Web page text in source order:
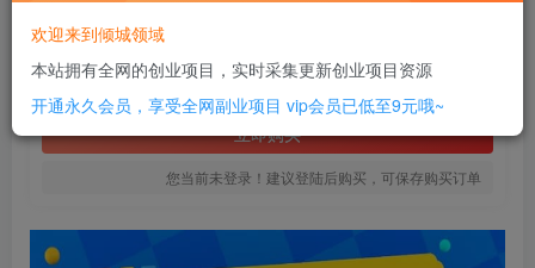
SVIP全站会员 免费
立即购买
您当前未登录！建议登陆后购买，可保存购买订单
欢迎来到倾城领域
本站拥有全网的创业项目，实时采集更新创业项目资源
开通永久会员，享受全网副业项目 vip会员已低至9元哦~